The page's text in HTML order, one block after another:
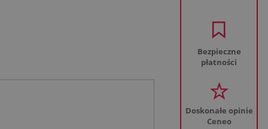
Bezpieczne
płatności
Doskonałe opinie
Ceneo